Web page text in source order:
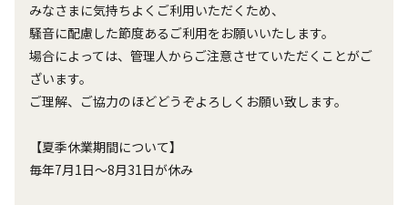
みなさまに気持ちよくご利用いただくため、
騒音に配慮した節度あるご利用をお願いいたします。
場合によっては、管理人からご注意させていただくことがご
ざいます。
ご理解、ご協力のほどどうぞよろしくお願い致します。
【夏季休業期間について】
毎年7月1日～8月31日が休み